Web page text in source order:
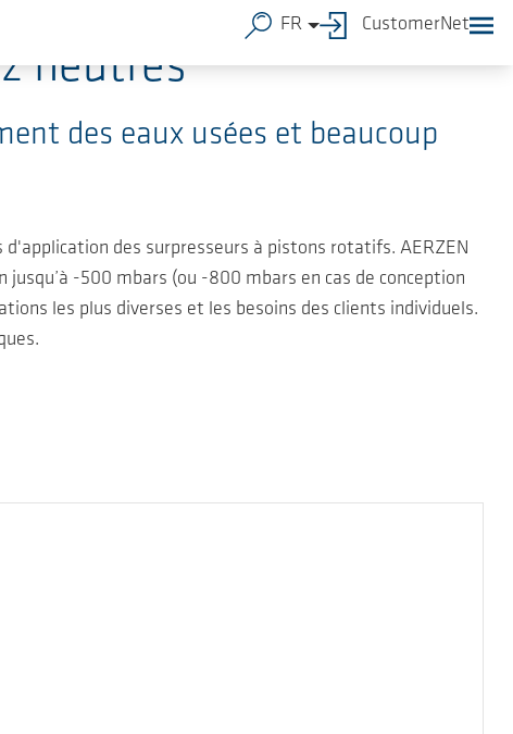
FR CustomerNet
neutres
des eaux usées et beaucoup
d'application des surpresseurs à pistons rotatifs. AERZEN
-500 mbars (ou -800 mbars en cas de conception
les plus diverses et les besoins des clients individuels.